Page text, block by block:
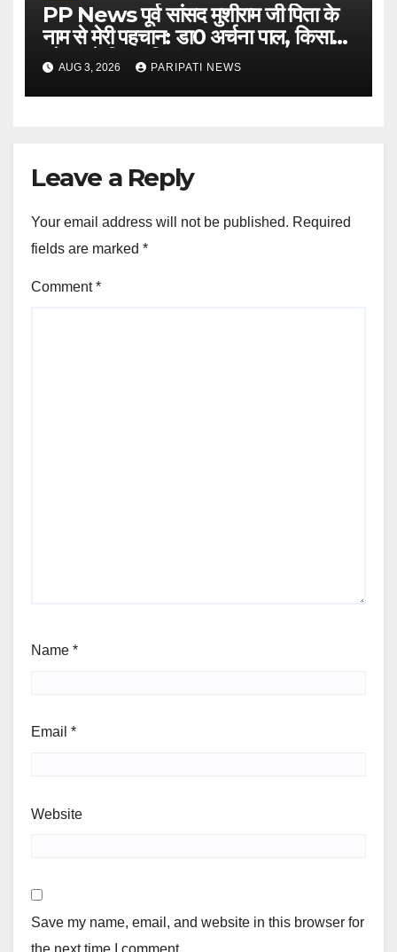
PP News पूर्व सांसद मुशीराम जी पिता के
नाम से मेरी पहचान: डा0 अर्चना पाल, किसान
चौपाल में दिया परिचय
AUG 3, 2026 PARIPATI NEWS
Leave a Reply
Your email address will not be published. Required
fields are marked *
Comment*
Name *
Email *
Website
Save my name, email, and website in this browser for
the next time I comment.